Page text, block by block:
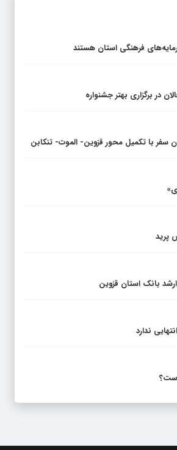
فرهنگی استان هستند
در برگزاری بهتر جشنواره
پرید
بانک استان قزوین
ندارد